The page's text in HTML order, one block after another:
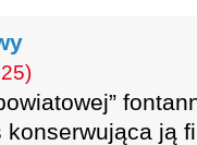
ją